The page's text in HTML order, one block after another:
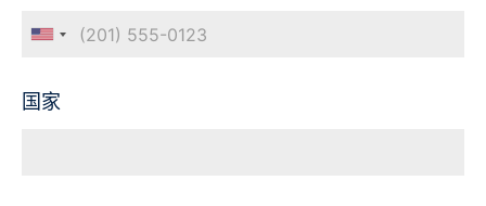
国家